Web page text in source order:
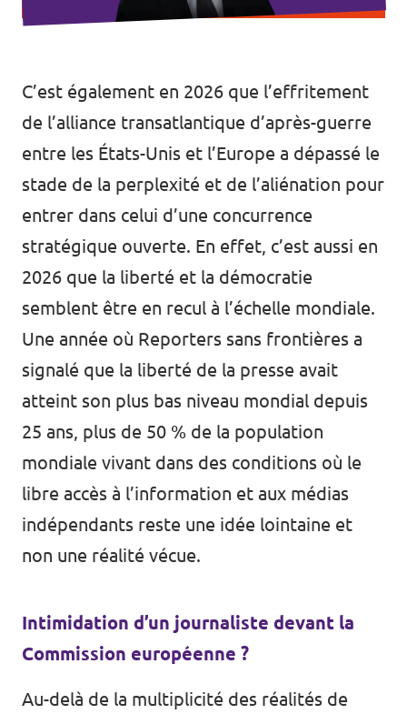
C’est également en 2026 que l’effritement
de l’alliance transatlantique d’après-guerre
entre les États-Unis et l’Europe a dépassé le
stade de la perplexité et de l’aliénation pour
entrer dans celui d’une concurrence
stratégique ouverte. En effet, c’est aussi en
2026 que la liberté et la démocratie
semblent être en recul à l’échelle mondiale.
Une année où Reporters sans frontières a
signalé que la liberté de la presse avait
atteint son plus bas niveau mondial depuis
25 ans, plus de 50 % de la population
mondiale vivant dans des conditions où le
libre accès à l’information et aux médias
indépendants reste une idée lointaine et
non une réalité vécue.
Intimidation d’un journaliste devant la
Commission européenne ?
Au-delà de la multiplicité des réalités de